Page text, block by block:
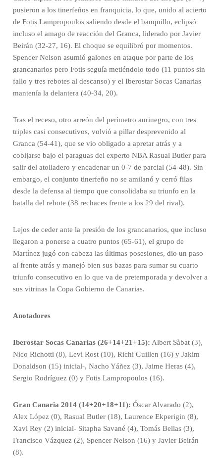
pusieron a los tinerfeños en franquicia, lo que, unido al acierto
de Fotis Lampropoulos saliendo desde el banquillo, eclipsó
incluso el amago de reacción del Granca, liderado por Javier
Beirán (32-27, 16). El choque se equilibró por momentos.
Spencer Nelson asumió galones en ataque por parte de los
grancanarios pero Fotis seguía metiéndolo todo (11 puntos sin
fallo y tres rebotes al descanso) y el Iberostar Socas Canarias
mantenía la delantera (40-34, 20).
Tras el receso, otro arreón del perímetro aurinegro, con tres
triples casi consecutivos, volvió a pillar desprevenido al
Granca (54-41), que se vio obligado a apretar atrás y a
cobijarse bajo el paraguas del experto NBA Rasual Butler para
salir del atolladero y encadenar un 0-7 de parcial (54-48). Sin
embargo, el conjunto tinerfeño no se amilanó y cerró filas
desde la defensa al tiempo que consolidaba su triunfo en la
batalla del rebote (38 rechaces frente a los 29 del rival).
Lejos de ceder ante la presión de los grancanarios, que incluso
llegaron a ponerse a cuatro puntos (65-61), el grupo de
Martínez jugó con cabeza las últimas posesiones, dio un paso
al frente atrás y manejó bien sus bazas para sumar su cuarto
triunfo consecutivo en lo que va de pretemporada y devolver a
sus vitrinas la Copa Gobierno de Canarias.
Anotadores
Iberostar Socas Canarias (26+14+21+15): Albert Sàbat (3),
Nico Richotti (8), Levi Rost (10), Richi Guillen (16) y Jakim
Donaldson (15) inicial-, Nacho Yáñez (3), Jaime Heras (4),
Sergio Rodríguez (0) y Fotis Lampropoulos (16).
Gran Canaria 2014 (14+20+18+11): Óscar Alvarado (2),
Alex López (0), Rasual Butler (18), Laurence Ekperigin (8),
Xavi Rey (2) inicial- Sitapha Savané (4), Tomás Bellas (3),
Francisco Vázquez (2), Spencer Nelson (16) y Javier Beirán
(8).